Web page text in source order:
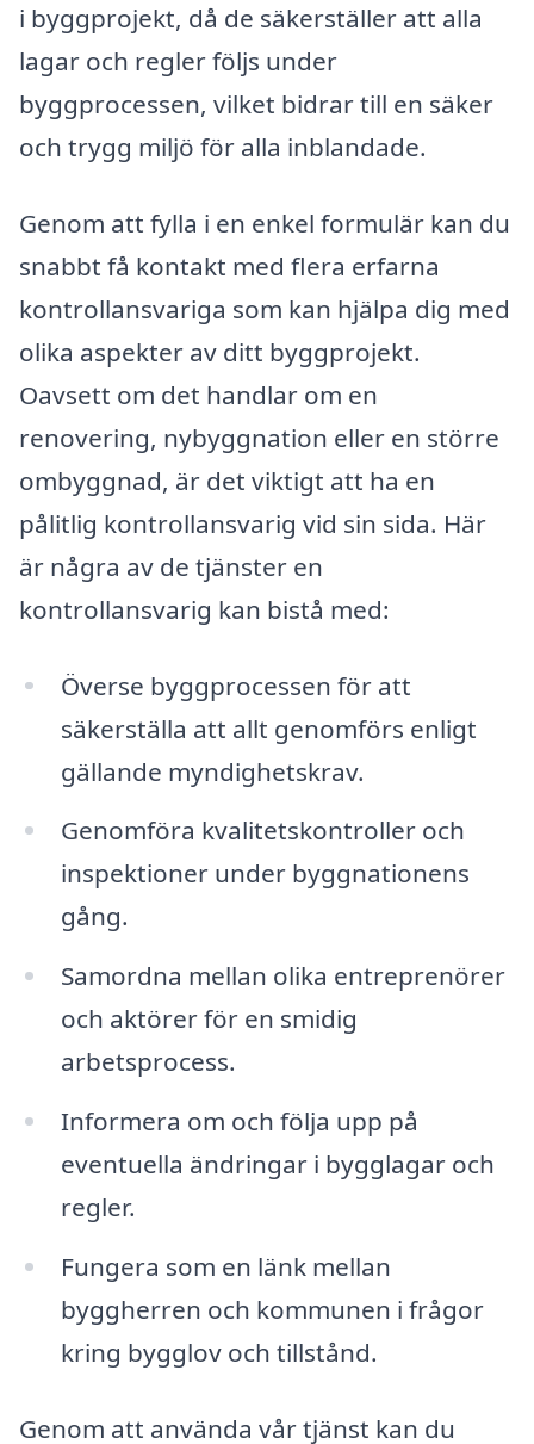
i byggprojekt, då de säkerställer att alla
lagar och regler följs under
byggprocessen, vilket bidrar till en säker
och trygg miljö för alla inblandade.
Genom att fylla i en enkel formulär kan du
snabbt få kontakt med flera erfarna
kontrollansvariga som kan hjälpa dig med
olika aspekter av ditt byggprojekt.
Oavsett om det handlar om en
renovering, nybyggnation eller en större
ombyggnad, är det viktigt att ha en
pålitlig kontrollansvarig vid sin sida. Här
är några av de tjänster en
kontrollansvarig kan bistå med:
Överse byggprocessen för att
säkerställa att allt genomförs enligt
gällande myndighetskrav.
Genomföra kvalitetskontroller och
inspektioner under byggnationens
gång.
Samordna mellan olika entreprenörer
och aktörer för en smidig
arbetsprocess.
Informera om och följa upp på
eventuella ändringar i bygglagar och
regler.
Fungera som en länk mellan
byggherren och kommunen i frågor
kring bygglov och tillstånd.
Genom att använda vår tjänst kan du